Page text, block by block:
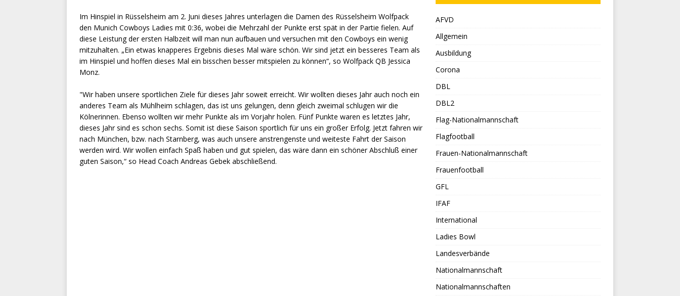
Im Hinspiel in Rüsselsheim am 2. Juni dieses Jahres unterlagen die Damen des Rüsselsheim Wolfpack
den Munich Cowboys Ladies mit 0:36, wobei die Mehrzahl der Punkte erst spät in der Partie fielen. Auf
diese Leistung der ersten Halbzeit will man nun aufbauen und versuchen mit den Cowboys ein wenig
mitzuhalten. „Ein etwas knapperes Ergebnis dieses Mal wäre schön. Wir sind jetzt ein besseres Team als
im Hinspiel und hoffen dieses Mal ein bisschen besser mitspielen zu können“, so Wolfpack QB Jessica
Monz.
"Wir haben unsere sportlichen Ziele für dieses Jahr soweit erreicht. Wir wollten dieses Jahr auch noch ein
anderes Team als Mühlheim schlagen, das ist uns gelungen, denn gleich zweimal schlugen wir die
Kölnerinnen. Ebenso wollten wir mehr Punkte als im Vorjahr holen. Fünf Punkte waren es letztes Jahr,
dieses Jahr sind es schon sechs. Somit ist diese Saison sportlich für uns ein großer Erfolg. Jetzt fahren wir
nach München, bzw. nach Starnberg, was auch unsere anstrengenste und weiteste Fahrt der Saison
werden wird. Wir wollen einfach Spaß haben und gut spielen, das wäre dann ein schöner Abschluß einer
guten Saison,“ so Head Coach Andreas Gebek abschließend.
AFVD
Allgemein
Ausbildung
Corona
DBL
DBL2
Flag-Nationalmannschaft
Flagfootball
Frauen-Nationalmannschaft
Frauenfootball
GFL
IFAF
International
Ladies Bowl
Landesverbände
Nationalmannschaft
Nationalmannschaften